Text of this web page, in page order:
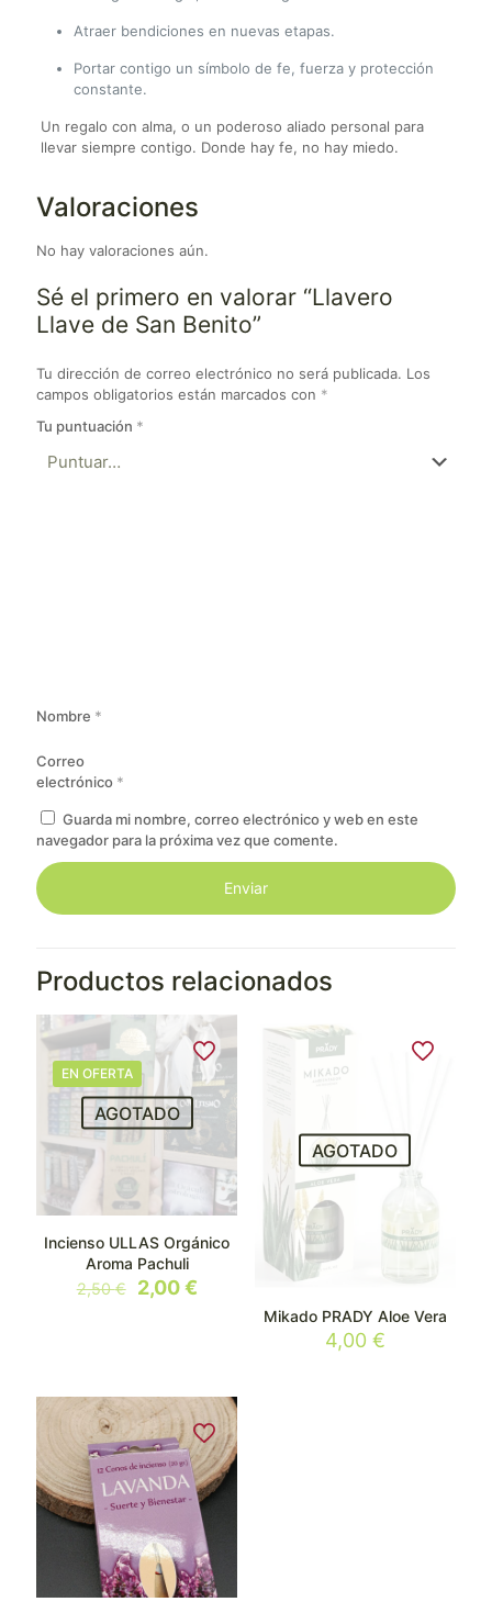
Atraer bendiciones en nuevas etapas.
Portar contigo un símbolo de fe, fuerza y protección
constante.
Un regalo con alma, o un poderoso aliado personal para
llevar siempre contigo. Donde hay fe, no hay miedo.
Valoraciones
No hay valoraciones aún.
Sé el primero en valorar “Llavero
Llave de San Benito”
Tu dirección de correo electrónico no será publicada. Los
campos obligatorios están marcados con *
Tu puntuación *
Nombre *
Correo
electrónico *
Guarda mi nombre, correo electrónico y web en este
navegador para la próxima vez que comente.
Productos relacionados
EN OFERTA
AGOTADO
Incienso ULLAS Orgánico
Aroma Pachuli
2,50€
El
2,00€El
AGOTADO
Mikado PRADY Aloe Vera
4,00 €